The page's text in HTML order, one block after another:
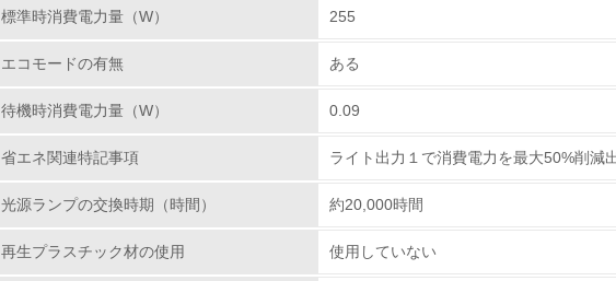
5. 環境取り組み体制と成果を定期的に検証して次の活動に活かしている
標準時消費電力量（W） 255
エコモードの有無 ある
待機時消費電力量（W） 0.09
省エネ関連特記事項 ライト出力１で消費電力を最大50%削減
光源ランプの交換時期（時間） 約20,000時間
再生プラスチック材の使用 使用していない